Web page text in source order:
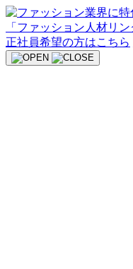
Skip
to
content
正社員希望の方はこちら